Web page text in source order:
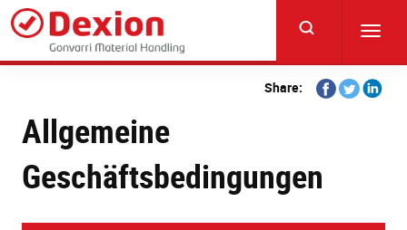
Skip
main
content
Share:
Share
on
Share
on
Share
Allgemeine
Geschäftsbedingungen